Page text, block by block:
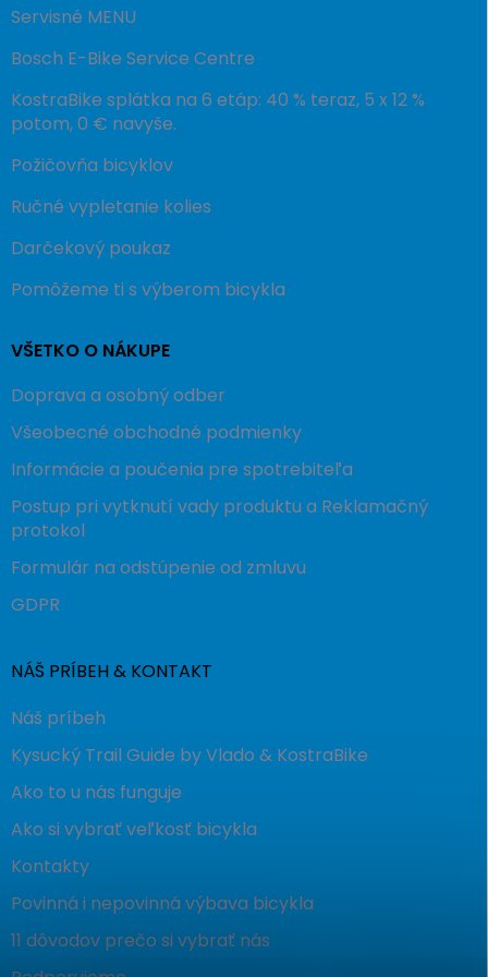
Servisné MENU
Bosch E-Bike Service Centre
KostraBike splátka na 6 etáp: 40 % teraz, 5 x 12 %
potom, 0 € navyše.
Požičovňa bicyklov
Ručné vypletanie kolies
Darčekový poukaz
Pomôžeme ti s výberom bicykla
VŠETKO O NÁKUPE
Doprava a osobný odber
Všeobecné obchodné podmienky
Informácie a poučenia pre spotrebiteľa
Postup pri vytknutí vady produktu a Reklamačný
protokol
Formulár na odstúpenie od zmluvu
GDPR
NÁŠ PRÍBEH & KONTAKT
Náš príbeh
Kysucký Trail Guide by Vlado & KostraBike
Ako to u nás funguje
Ako si vybrať veľkosť bicykla
Kontakty
Povinná i nepovinná výbava bicykla
11 dôvodov prečo si vybrať nás